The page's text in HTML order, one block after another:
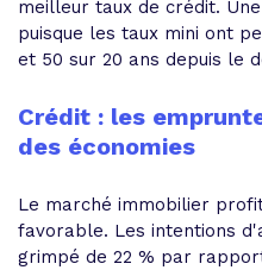
meilleur taux de crédit.
puisque les taux mini ont
et 50 sur 20 ans depuis le
Crédit : les
des économies
Le marché immobilier
favorable. Les intentions
grimpé de 22 % par